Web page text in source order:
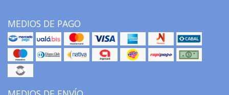
MEDIOS DE PAGO